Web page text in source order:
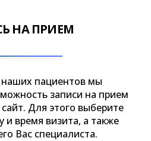
НА ПРИЕМ
пациентов мы
записи на прием
Для этого выберите
время визита, а также
Вас специалиста.